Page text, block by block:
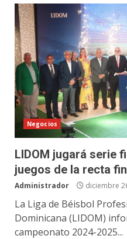
Negocios
LIDOM jugará serie
juegos de la recta
Administrador diciembre
La Liga de Béisbol
Dominicana (LIDOM)
campeonato 2024-2025...